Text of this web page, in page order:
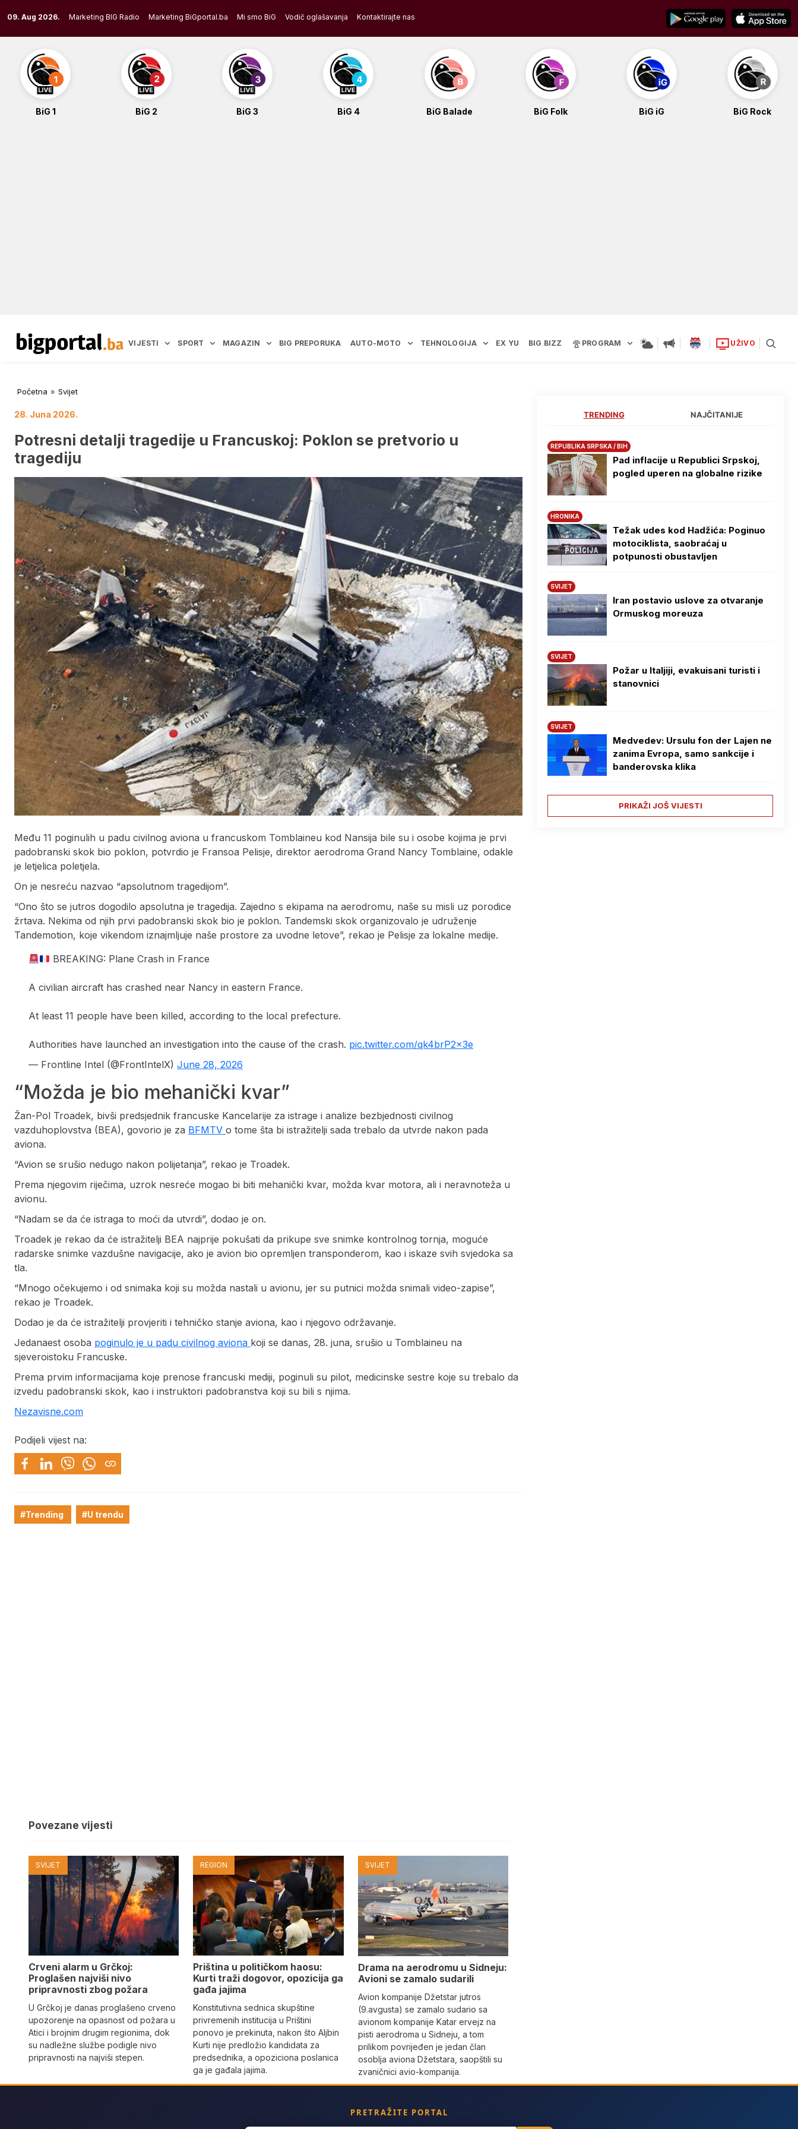
to
content
09. Aug 2026. Marketing BIG Radio Marketing BiGportal.ba Mi smo BiG Vodič oglašavanja Kontaktirajte nas
BiG 1 BiG 2 BiG 3 BiG 4 BiG Balade BiG Folk BiG iG BiG Rock
VIJESTI SPORT MAGAZIN BIG PREPORUKA AUTO-MOTO TEHNOLOGIJA EX YU BIG BIZZ PROGRAM UŽIVO
Početna » Svijet
28. Juna 2026.
Potresni detalji tragedije u Francuskoj: Poklon se pretvorio u
tragediju
Među 11 poginulih u padu civilnog aviona u francuskom Tomblaineu kod Nansija bile su i osobe kojima je prvi
padobranski skok bio poklon, potvrdio je Fransoa Pelisje, direktor aerodroma Grand Nancy Tomblaine, odakle
je letjelica poletjela.
On je nesreću nazvao “apsolutnom tragedijom”.
“Ono što se jutros dogodilo apsolutna je tragedija. Zajedno s ekipama na aerodromu, naše su misli uz porodice
žrtava. Nekima od njih prvi padobranski skok bio je poklon. Tandemski skok organizovalo je udruženje
Tandemotion, koje vikendom iznajmljuje naše prostore za uvodne letove”, rekao je Pelisje za lokalne medije.
BREAKING: Plane Crash in France
A civilian aircraft has crashed near Nancy in eastern France.
At least 11 people have been killed, according to the local prefecture.
Authorities have launched an investigation into the cause of the crash. pic.twitter.com/qk4brP2x3e
— Frontline Intel (@FrontIntelX) June 28, 2026
“Možda je bio mehanički kvar”
Žan-Pol Troadek, bivši predsjednik francuske Kancelarije za istrage i analize bezbjednosti civilnog
vazduhoplovstva (BEA), govorio je za BFMTV o tome šta bi istražitelji sada trebalo da utvrde nakon pada
aviona.
“Avion se srušio nedugo nakon polijetanja”, rekao je Troadek.
Prema njegovim riječima, uzrok nesreće mogao bi biti mehanički kvar, možda kvar motora, ali i neravnoteža u
avionu.
“Nadam se da će istraga to moći da utvrdi”, dodao je on.
Troadek je rekao da će istražitelji BEA najprije pokušati da prikupe sve snimke kontrolnog tornja, moguće
radarske snimke vazdušne navigacije, ako je avion bio opremljen transponderom, kao i iskaze svih svjedoka sa
tla.
“Mnogo očekujemo i od snimaka koji su možda nastali u avionu, jer su putnici možda snimali video-zapise”,
rekao je Troadek.
Dodao je da će istražitelji provjeriti i tehničko stanje aviona, kao i njegovo održavanje.
Jedanaest osoba poginulo je u padu civilnog aviona koji se danas, 28. juna, srušio u Tomblaineu na
sjeveroistoku Francuske.
Prema prvim informacijama koje prenose francuski mediji, poginuli su pilot, medicinske sestre koje su trebalo da
izvedu padobranski skok, kao i instruktori padobranstva koji su bili s njima.
Nezavisne.com
Podijeli vijest na:
#Trending #U trendu
Povezane vijesti
SVIJET
Crveni alarm u Grčkoj:
Proglašen najviši nivo
pripravnosti zbog požara
U Grčkoj je danas proglašeno crveno
upozorenje na opasnost od požara u
Atici i brojnim drugim regionima, dok
su nadležne službe podigle nivo
pripravnosti na najviši stepen.
REGION
Priština u političkom haosu:
Kurti traži dogovor, opozicija ga
gađa jajima
Konstitutivna sednica skupštine
privremenih institucija u Prištini
ponovo je prekinuta, nakon što Aljbin
Kurti nije predložio kandidata za
predsednika, a opoziciona poslanica
ga je gađala jajima.
SVIJET
Drama na aerodromu u Sidneju:
Avioni se zamalo sudarili
Avion kompanije Džetstar jutros
(9.avgusta) se zamalo sudario sa
avionom kompanije Katar ervejz na
pisti aerodroma u Sidneju, a tom
prilikom povrijeđen je jedan član
osoblja aviona Džetstara, saopštili su
zvaničnici avio-kompanija.
TRENDING NAJČITANIJE
REPUBLIKA SRPSKA / BIH
Pad inflacije u Republici Srpskoj,
pogled uperen na globalne rizike
HRONIKA
Težak udes kod Hadžića: Poginuo
motociklista, saobraćaj u
potpunosti obustavljen
SVIJET
Iran postavio uslove za otvaranje
Ormuskog moreuza
SVIJET
Požar u Italjiji, evakuisani turisti i
stanovnici
SVIJET
Medvedev: Ursulu fon der Lajen ne
zanima Evropa, samo sankcije i
banderovska klika
PRIKAŽI JOŠ VIJESTI
PRETRAŽITE PORTAL